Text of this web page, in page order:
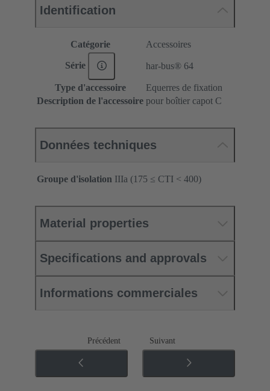
Identification
Catégorie Accessoires
Série har-bus® 64
Type d'accessoire
Equerres de fixation
Description de l'accessoire pour boîtier capot C
Données techniques
Groupe d'isolation IIIa (175 ≤ CTI < 400)
Material properties
Specifications and approvals
Informations commerciales
Précédent Suivant